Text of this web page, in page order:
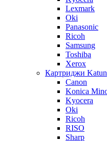
Lexmark
Oki
Panasonic
Ricoh
Samsung
Toshiba
Xerox
Картриджи Katun
Canon
Konica
Kyocera
Oki
Ricoh
RISO
Sharp